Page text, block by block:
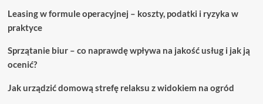
Leasing w formule operacyjnej – koszty, podatki i ryzyka w
praktyce
Sprzątanie biur – co naprawdę wpływa na jakość usług i jak ją
ocenić?
Jak urządzić domową strefę relaksu z widokiem na ogród